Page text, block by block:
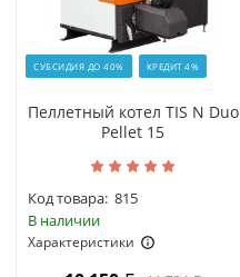
СУБСИДИЯ ДО 40% КРЕДИТ 4%
Пеллетный котел TIS N Duo
Pellet 15
Код товара: 815
В наличии
Характеристики